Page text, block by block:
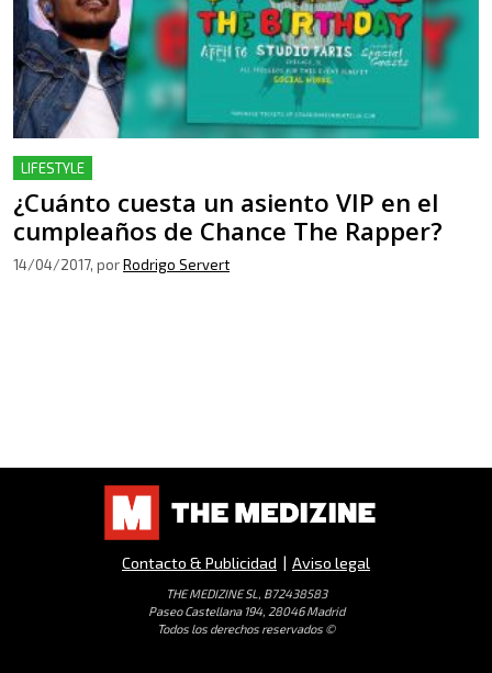
LIFESTYLE
¿Cuánto cuesta un asiento VIP en el
cumpleaños de Chance The Rapper?
14/04/2017, porRodrigo Servert
Contacto & Publicidad | Aviso legal
THE MEDIZINE SL, B72438583
Paseo Castellana 194, 28046 Madrid
Todos los derechos reservados ©